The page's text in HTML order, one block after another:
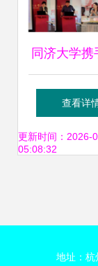
同济大学携
城建总院共
研新平台 合
查看详
更新时间：2026-
05:08:32
地址：杭